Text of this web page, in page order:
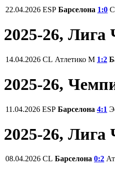
22.04.2026 ESP Барселона 1:0
2025-26, Лига
14.04.2026 CL Атлетико М 1:2
2025-26,
11.04.2026 ESP Барселона 4:1
2025-26, Лига
08.04.2026 CL Барселона 0:2